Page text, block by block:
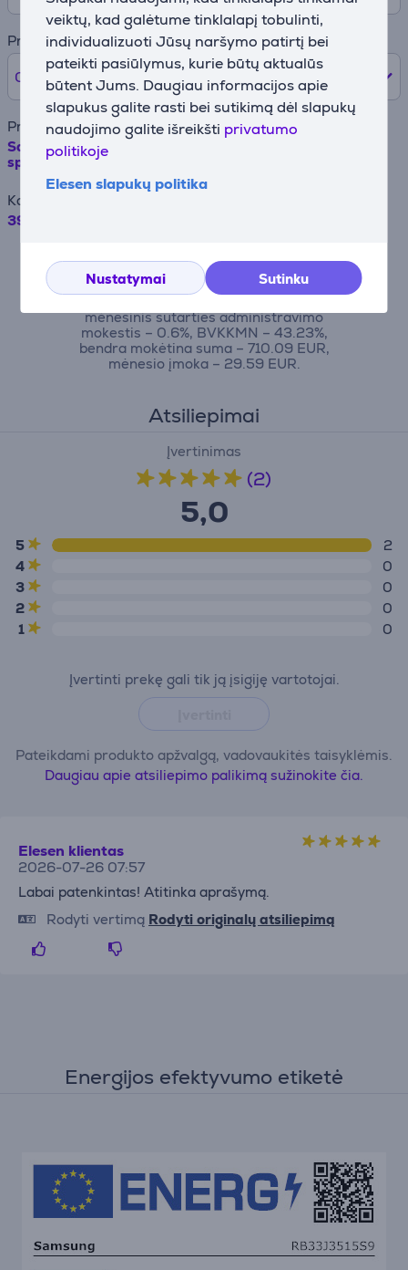
veiktų, kad galėtume tinklalapį tobulinti,
individualizuoti Jūsų naršymo patirtį bei
pateikti pasiūlymus, kurie būtų aktualūs
būtent Jums. Daugiau informacijos apie
slapukus galite rasti bei sutikimą dėl slapukų
naudojimo galite išreikšti privatumo
politikoje
Elesen slapukų politika
Nustatymai Sutinku
Pradinė įmoka
0% / 0 €
Prekės pavadinimas
Samsung, NoFrost, aukštis 185 cm, 339 L, sidabro
spalvos - Šaldytuvas
Kaina
399.99 €
sutartis sudaroma 24 mėn. terminui,
metinė palūkanų norma – 19,90%,
mėnesinis sutarties administravimo
mokestis – 0.6%, BVKKMN – 43.23%,
bendra mokėtina suma – 710.09 EUR,
mėnesio įmoka – 29.59 EUR.
Atsiliepimai
Įvertinimas
(2)
5,0
5
2
4
0
3
0
2
0
1
0
Įvertinti prekę gali tik ją įsigiję vartotojai.
Pateikdami produkto apžvalgą, vadovaukitės taisyklėmis.
Daugiau apie atsiliepimo palikimą sužinokite čia.
Elesen klientas
2026-07-26 07:57
Labai patenkintas! Atitinka aprašymą.
Rodyti vertimą Rodyti originalų atsiliepimą
Energijos efektyvumo etiketė